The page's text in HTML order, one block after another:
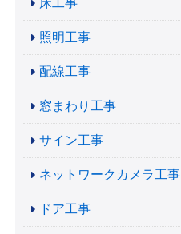
照明工事
配線工事
窓まわり工事
サイン工事
ネットワークカメラ工事
ドア工事